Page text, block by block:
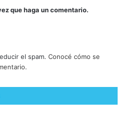
que haga un comentario.
el spam. Conocé cómo se